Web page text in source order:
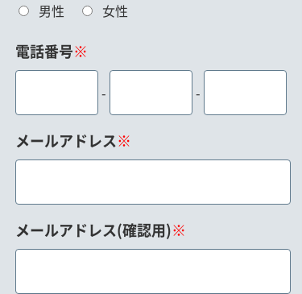
男性 女性
電話番号※
- -
メールアドレス※
メールアドレス(確認用)※